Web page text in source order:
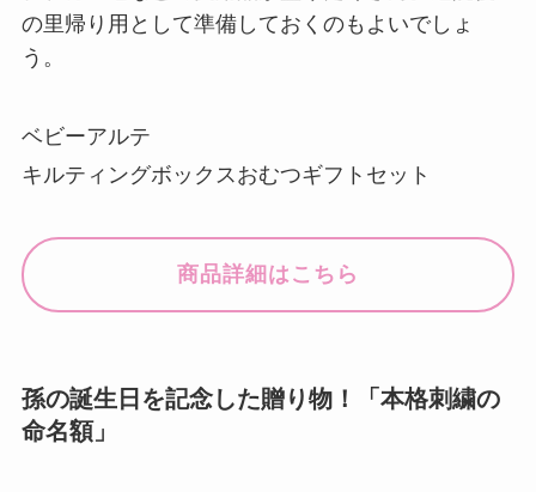
の里帰り用として準備しておくのもよいでしょ
う。
ベビーアルテ
キルティングボックスおむつギフトセット
商品詳細はこちら
孫の誕生日を記念した贈り物！「本格刺繍の
命名額」